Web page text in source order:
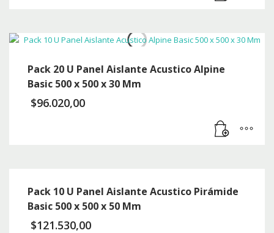
Pack 20 U Panel Aislante Acustico Alpine
Basic 500 x 500 x 30 Mm
$96.020,00
Pack 10 U Panel Aislante Acustico Pirámide
Basic 500 x 500 x 50 Mm
$121.530,00